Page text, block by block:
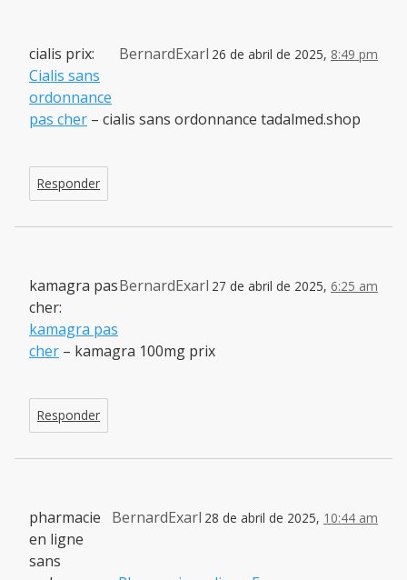
BernardExarl 26 de abril de 2025, 8:49 pm
cialis prix:
Cialis sans
ordonnance
pas cher – cialis sans ordonnance tadalmed.shop
Responder
BernardExarl 27 de abril de 2025, 6:25 am
kamagra pas
cher:
kamagra pas
cher – kamagra 100mg prix
Responder
BernardExarl 28 de abril de 2025, 10:44 am
pharmacie
en ligne
sans